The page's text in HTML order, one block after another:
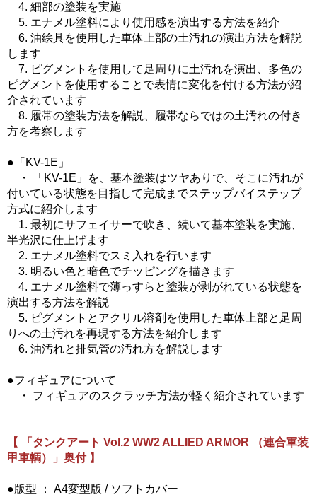
4. 細部の塗装を実施
5. エナメル塗料により使用感を演出する方法を紹介
6. 油絵具を使用した車体上部の土汚れの演出方法を解説
します
7. ピグメントを使用して足周りに土汚れを演出、多色の
ピグメントを使用することで表情に変化を付ける方法が紹
介されています
8. 履帯の塗装方法を解説、履帯ならではの土汚れの付き
方を考察します
●「KV-1E」
・ 「KV-1E」を、基本塗装はツヤありで、そこに汚れが
付いている状態を目指して完成までステップバイステップ
方式に紹介します
1. 最初にサフェイサーで吹き、続いて基本塗装を実施、
半光沢に仕上げます
2. エナメル塗料でスミ入れを行います
3. 明るい色と暗色でチッピングを描きます
4. エナメル塗料で薄っすらと塗装が剥がれている状態を
演出する方法を解説
5. ピグメントとアクリル溶剤を使用した車体上部と足周
りへの土汚れを再現する方法を紹介します
6. 油汚れと排気管の汚れ方を解説します
●フィギュアについて
・ フィギュアのスクラッチ方法が軽く紹介されています
【 「タンクアート Vol.2 WW2 ALLIED ARMOR （連合軍装
甲車輌）」奥付 】
●版型 ： A4変型版 / ソフトカバー